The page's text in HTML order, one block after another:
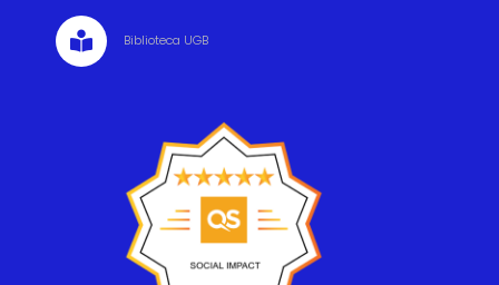
 Biblioteca UGB